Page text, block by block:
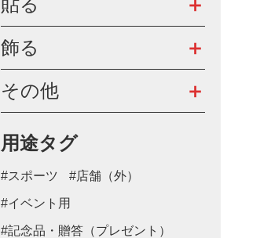
貼る
飾る
その他
用途タグ
#スポーツ #店舗（外）
#イベント用
#記念品・贈答（プレゼント）